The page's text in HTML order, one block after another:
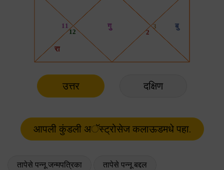
उत्तर दक्षिण
तापेसे पन्नू जन्मपत्रिका तापेसे पन्नू बद्दल